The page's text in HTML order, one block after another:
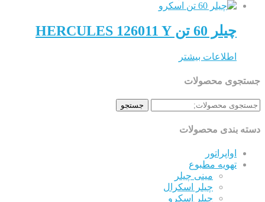
بیشتر
محصولات
محصولات
مطبوع
مینی چیلر
چیلر اسکرال
چیلر اسکرو